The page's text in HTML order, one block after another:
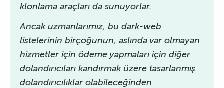
klonlama araçları da sunuyorlar.
Ancak uzmanlarımız, bu dark-web
listelerinin birçoğunun, aslında var olmayan
hizmetler için ödeme yapmaları için diğer
dolandırıcıları kandırmak üzere tasarlanmış
dolandırıcılıklar olabileceğinden